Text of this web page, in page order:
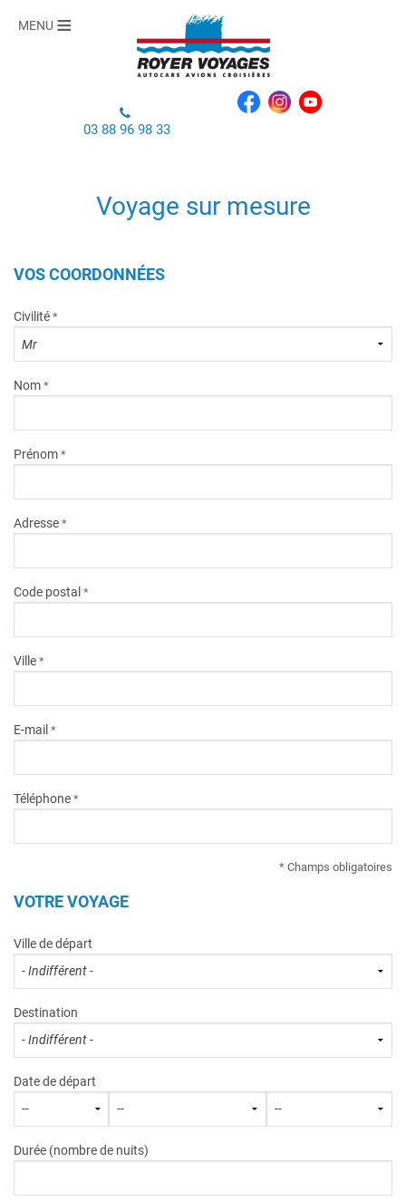
03 88 96 98 33
MENU
Voyage sur mesure
VOS COORDONNÉES
Civilité *
Nom *
Prénom *
Adresse *
Code postal *
Ville *
E-mail *
Téléphone *
* Champs obligatoires
VOTRE VOYAGE
Ville de départ
Destination
Date de départ
Durée (nombre de nuits)